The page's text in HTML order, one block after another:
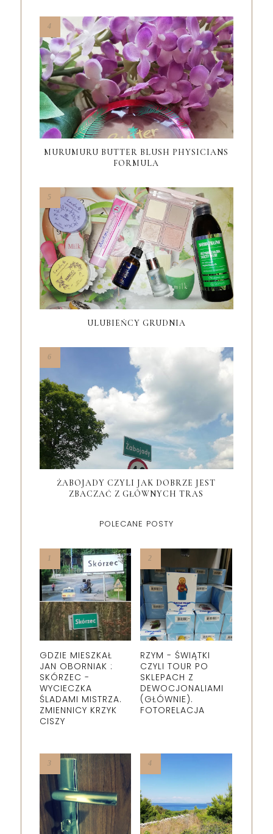
MURUMURU BUTTER BLUSH PHYSICIANS
FORMULA
ULUBIEŃCY GRUDNIA
ŻABOJADY CZYLI JAK DOBRZE JEST
ZBACZAĆ Z GŁÓWNYCH TRAS
POLECANE POSTY
GDZIE MIESZKAŁ
JAN OBORNIAK :
SKÓRZEC -
WYCIECZKA
ŚLADAMI MISTRZA.
ZMIENNICY KRZYK
CISZY
RZYM - ŚWIĄTKI
CZYLI TOUR PO
SKLEPACH Z
DEWOCJONALIAMI
(GŁÓWNIE).
FOTORELACJA